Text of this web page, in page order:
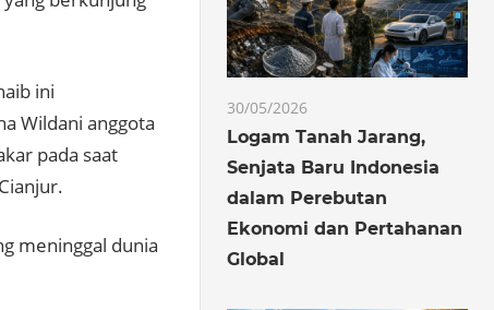
ini
Wildani anggota
pada saat
meninggal dunia
30/05/2026
Logam Tanah Jarang,
Senjata Baru Indonesia
dalam Perebutan
Ekonomi dan Pertahanan
Global